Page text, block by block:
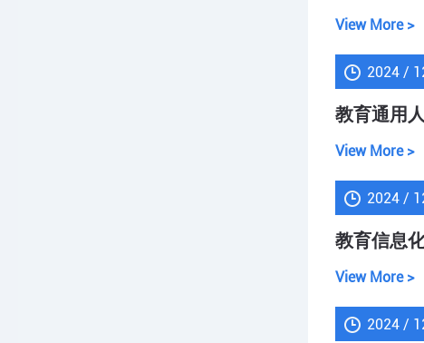
View More >
2024 /
教育通用
View More >
2024 /
教育信息
View More >
2024 /